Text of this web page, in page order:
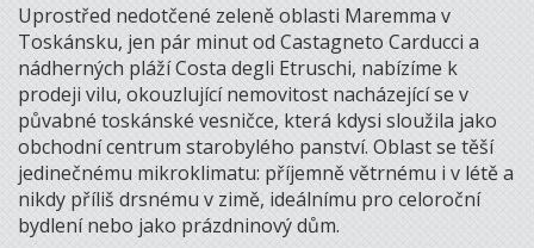
Uprostřed nedotčené zeleně oblasti Maremma v
Toskánsku, jen pár minut od Castagneto Carducci a
nádherných pláží Costa degli Etruschi, nabízíme k
prodeji vilu, okouzlující nemovitost nacházející se v
půvabné toskánské vesničce, která kdysi sloužila jako
obchodní centrum starobylého panství. Oblast se těší
jedinečnému mikroklimatu: příjemně větrnému i v létě a
nikdy příliš drsnému v zimě, ideálnímu pro celoroční
bydlení nebo jako prázdninový dům.